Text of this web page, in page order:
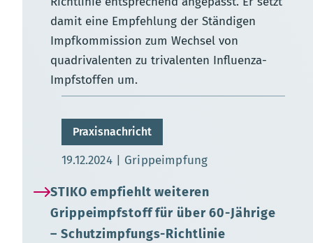
damit eine Empfehlung der Ständigen
Impfkommission zum Wechsel von
quadrivalenten zu trivalenten Influenza-
Impfstoffen um.
Praxisnachricht
Aktualisierungsdatum:
19.12.2024 Grippeimpfung
STIKO empfiehlt weiteren
Grippeimpfstoff für über 60-Jährige
– Schutzimpfungs-Richtlinie